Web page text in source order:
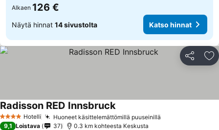
Alkaen 126 €
Näytä hinnat 14 sivustolta Katso hinnat
Jaa
4 Tähtiluokitus
Hotelli Huoneet käsittelemättömillä puuseinillä
Radisson RED Innsbruck
9,1 Loistava 37 0.3 km kohteesta Keskusta